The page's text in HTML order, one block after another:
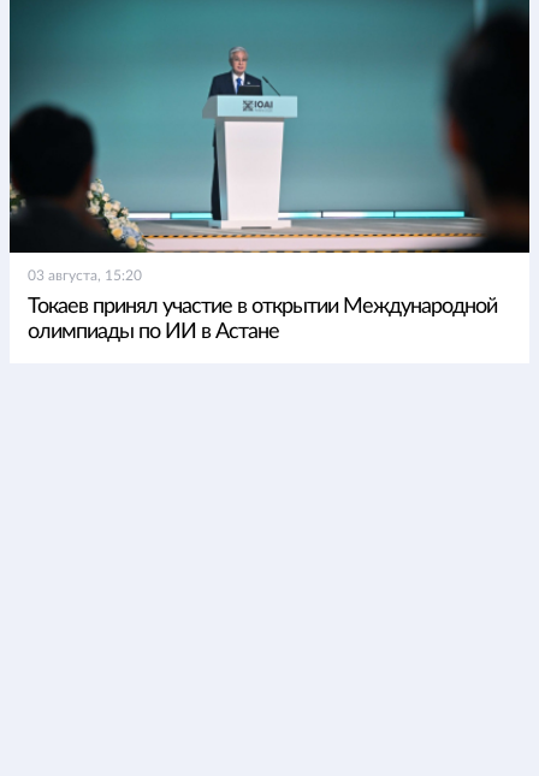
03 августа, 15:20
Токаев принял участие в открытии Международной
олимпиады по ИИ в Астане